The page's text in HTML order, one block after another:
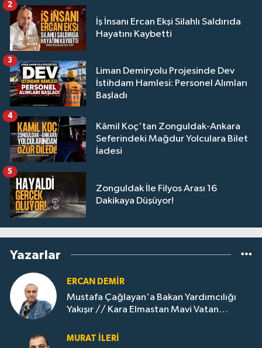
İş İnsanı Ercan Ekşi Silahlı Saldırıda
Hayatını Kaybetti
2
Liman Demiryolu Projesinde Dev
İstihdam Hamlesi: Personel Alımları
Başladı
3
Kâmil Koç'tan Zonguldak-Ankara
Seferindeki Mağdur Yolculara Bilet
İadesi
4
Zonguldak İle Filyos Arası 16
Dakikaya Düşüyor!
5
Yazarlar
ERCAN DEMIR
Mustafa Çağlayan'a Bakan Yardımcılığı
Yakışır // ​Kara Elmastan Mavi Vatan
MURAT İLERI